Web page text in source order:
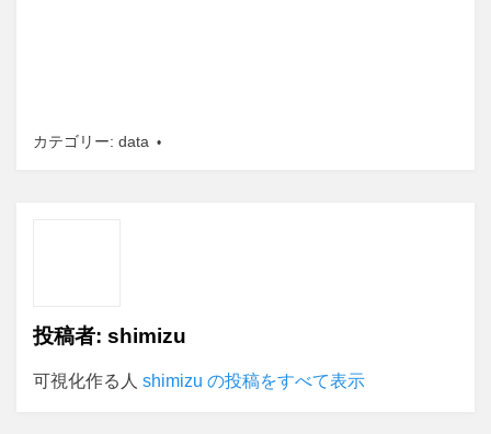
カテゴリー: data
投稿者: shimizu
可視化作る人 shimizu の投稿をすべて表示